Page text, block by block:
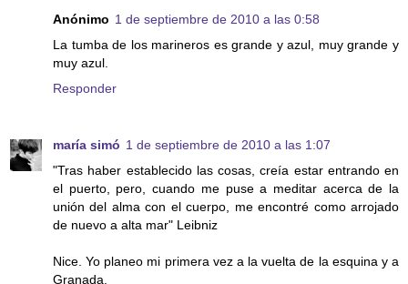
Anónimo 1 de septiembre de 2010 a las 0:58
La tumba de los marineros es grande y azul, muy grande y
muy azul.
Responder
maría simó 1 de septiembre de 2010 a las 1:07
"Tras haber establecido las cosas, creía estar entrando en
el puerto, pero, cuando me puse a meditar acerca de la
unión del alma con el cuerpo, me encontré como arrojado
de nuevo a alta mar" Leibniz
Nice. Yo planeo mi primera vez a la vuelta de la esquina y a
Granada.